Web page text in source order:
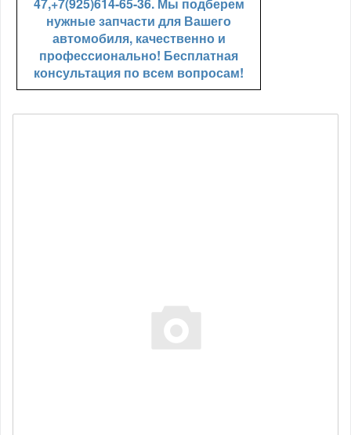
нужные запчасти для Вашего
автомобиля, качественно и
профессионально! Бесплатная
консультация по всем вопросам!